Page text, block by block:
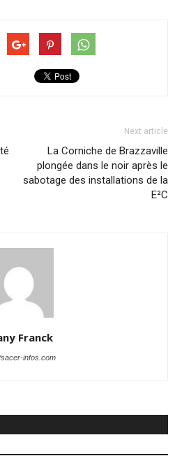
Next article
La Corniche de Brazzaville
plongée dans le noir après le
sabotage des installations de la
E²C
Franck
infos.com